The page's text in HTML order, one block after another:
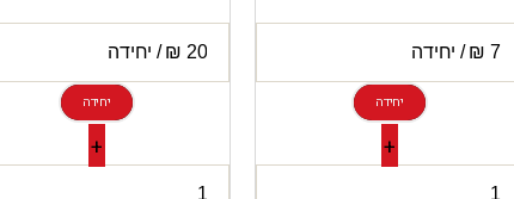
יחידה
+
יחידה
+